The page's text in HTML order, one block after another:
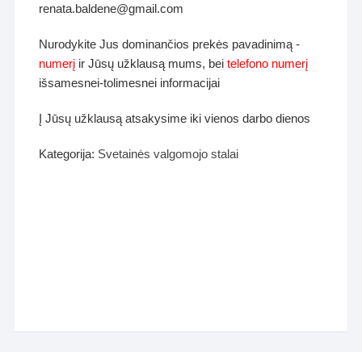
renata.baldene@gmail.com
Nurodykite Jus dominančios prekės pavadinimą -
numerį ir Jūsų užklausą mums, beitelefono numerį
išsamesnei-tolimesnei informacijai
Į Jūsų užklausą atsakysime iki vienos darbo dienos
Kategorija: Svetainės valgomojo stalai